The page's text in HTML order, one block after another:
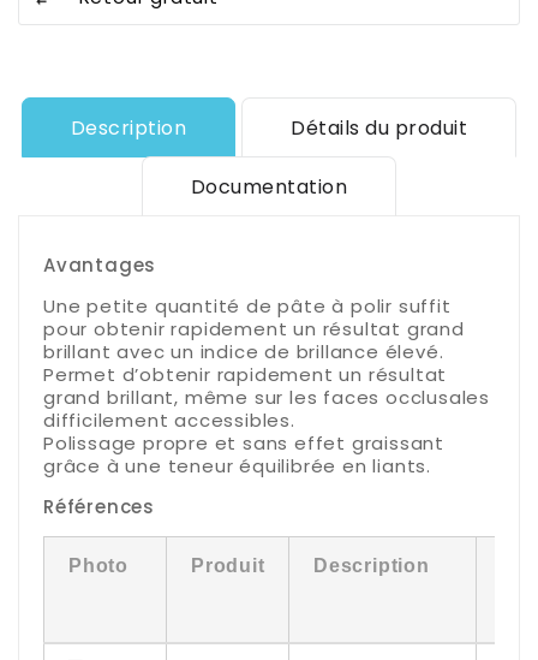
Description Détails du produit
Documentation
Avantages
Une petite quantité de pâte à polir suffit
pour obtenir rapidement un résultat grand
brillant avec un indice de brillance élevé.
Permet d’obtenir rapidement un résultat
grand brillant, même sur les faces occlusales
difficilement accessibles.
Polissage propre et sans effet graissant
grâce à une teneur équilibrée en liants.
Références
Photo Produit Description